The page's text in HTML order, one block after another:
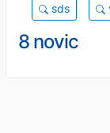
sds
8 novic